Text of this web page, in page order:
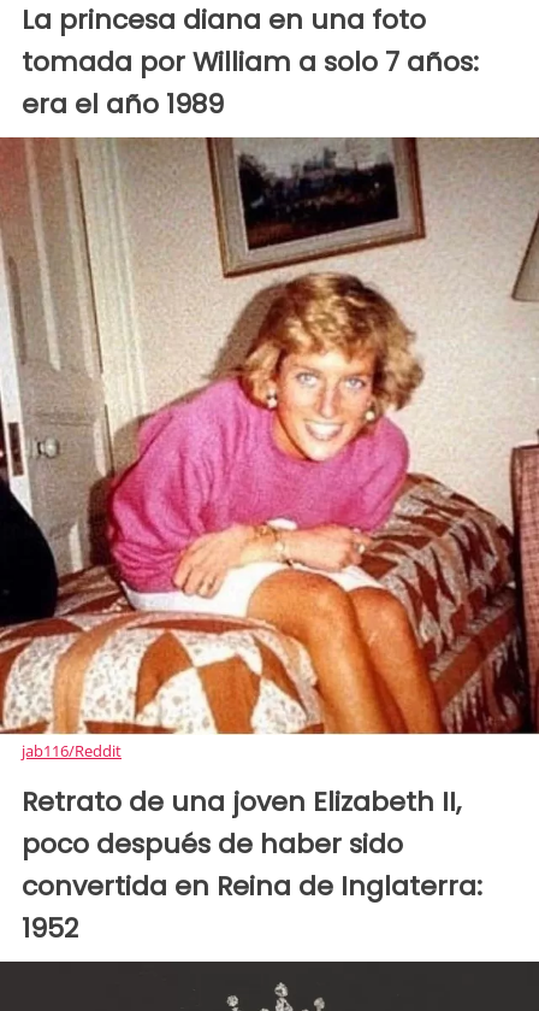
La princesa diana en una foto
tomada por William a solo 7 años:
era el año 1989
jab116/Reddit
Retrato de una joven Elizabeth II,
poco después de haber sido
convertida en Reina de Inglaterra:
1952